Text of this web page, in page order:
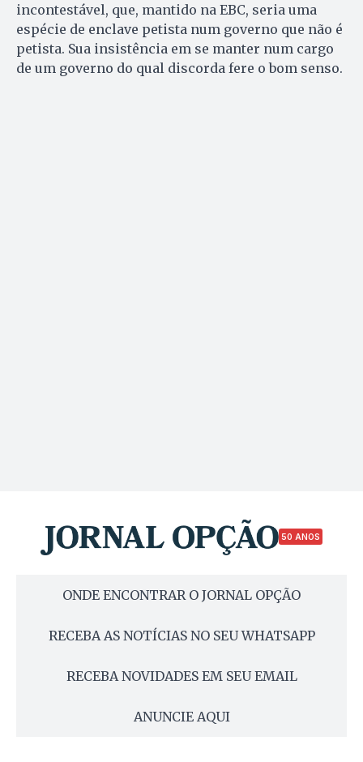
incontestável, que, mantido na EBC, seria uma
espécie de enclave petista num governo que não é
petista. Sua insistência em se manter num cargo
de um governo do qual discorda fere o bom senso.
50 ANOS
ONDE ENCONTRAR O JORNAL OPÇÃO
RECEBA AS NOTÍCIAS NO SEU WHATSAPP
RECEBA NOVIDADES EM SEU EMAIL
ANUNCIE AQUI